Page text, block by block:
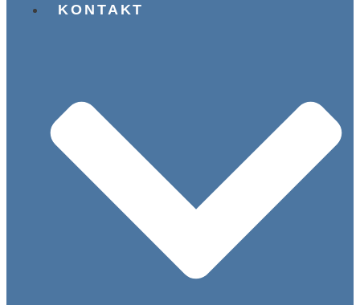
KONTAKT